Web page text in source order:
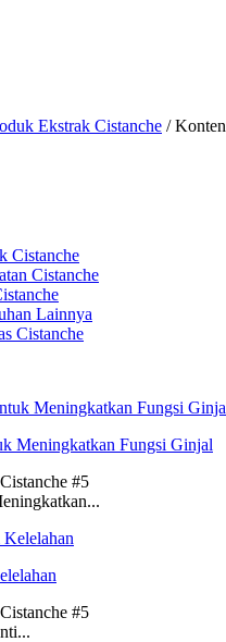
Ekstrak Cistanche / Konten
Cistanche
Cistanche
Lainnya
Cistanche
Meningkatkan Fungsi Ginjal
#5
#5